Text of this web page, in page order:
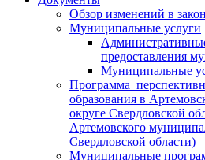
Обзор изменений в
Муниципальные услуги
предоставления
Муниципальные
Программа
образования в
округе Свердловской
Артемовского
Свердловской области)
Муниципальные